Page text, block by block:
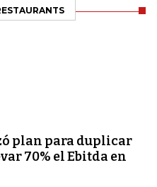
plan para duplicar
70% el Ebitda en